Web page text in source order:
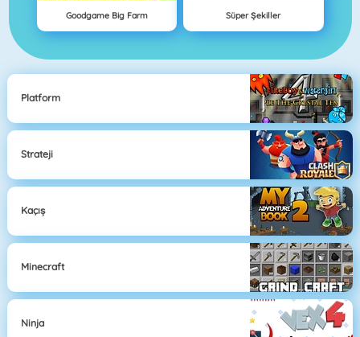
Goodgame Big Farm Süper Şekiller
Platform
Strateji
Kaçış
Minecraft
Ninja